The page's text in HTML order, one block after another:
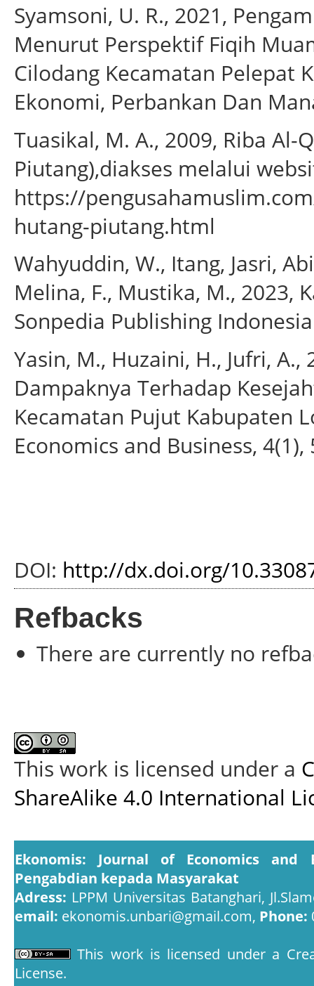
Syamsoni, U. R., 2021,
Menurut Perspektif Fiqih
Cilodang Kecamatan Pelepat
Ekonomi, Perbankan Dan
Tuasikal, M. A., 2009, Riba
Piutang),diakses melalui
https://
hutang-piutang.html
Wahyuddin, W., Itang, Jasri,
Melina, F., Mustika, M., 2023,
Sonpedia Publishing
Yasin, M., Huzaini, H., Jufri,
Dampaknya Terhadap
Kecamatan Pujut Kabupaten
Economics and Business, 4(1),
DOI: http://dx.doi.org/
Refbacks
There are currently no
This work is licensed under a
ShareAlike 4.0 International
Ekonomis: Journal of Economics
Pengabdian kepada Masyarakat
Adress: LPPM Universitas Batanghari,
email: ekonomis.unbari@gmail.com, Phone:
This work is licensed under a
License.